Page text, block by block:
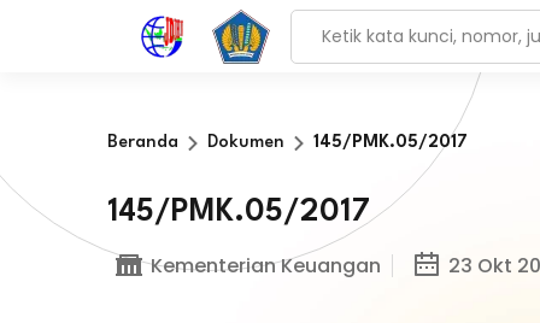
Beranda Dokumen 145/PMK.05/2017
145/PMK.05/2017
Kementerian Keuangan 23 Okt